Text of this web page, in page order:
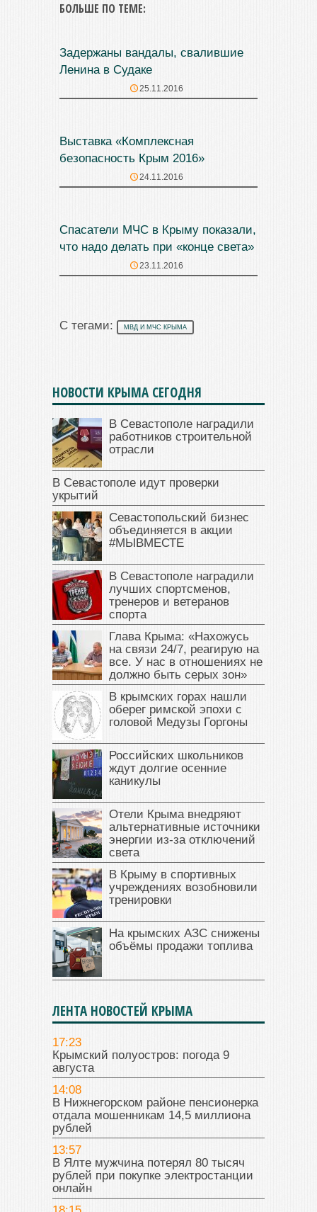
БОЛЬШЕ ПО ТЕМЕ:
Задержаны вандалы, свалившие
Ленина в Судаке
25.11.2016
Выставка «Комплексная
безопасность Крым 2016»
24.11.2016
Спасатели МЧС в Крыму показали,
что надо делать при «конце света»
23.11.2016
С тегами: МВД И МЧС КРЫМА
НОВОСТИ КРЫМА СЕГОДНЯ
В Севастополе наградили
работников строительной
отрасли
В Севастополе идут проверки
укрытий
Севастопольский бизнес
объединяется в акции
#МЫВМЕСТЕ
В Севастополе наградили
лучших спортсменов,
тренеров и ветеранов
спорта
Глава Крыма: «Нахожусь
на связи 24/7, реагирую на
все. У нас в отношениях не
должно быть серых зон»
В крымских горах нашли
оберег римской эпохи с
головой Медузы Горгоны
Российских школьников
ждут долгие осенние
каникулы
Отели Крыма внедряют
альтернативные источники
энергии из-за отключений
света
В Крыму в спортивных
учреждениях возобновили
тренировки
На крымских АЗС снижены
объёмы продажи топлива
ЛЕНТА НОВОСТЕЙ КРЫМА
17:23
Крымский полуостров: погода 9
августа
14:08
В Нижнегорском районе пенсионерка
отдала мошенникам 14,5 миллиона
рублей
13:57
В Ялте мужчина потерял 80 тысяч
рублей при покупке электростанции
онлайн